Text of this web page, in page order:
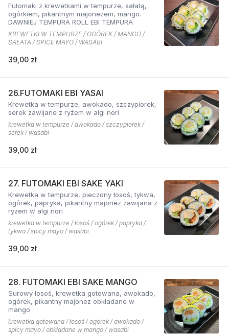
Futomaki z krewetkami w tempurze, sałatą,
ogórkiem, pikantnym majonezem, mango.
DAWNIEJ TEMPURA ROLL EBI TEMPURA
KREWETKI W TEMPURZE / OGÓREK / MANGO /
SAŁATA / SPICE MAYO / WASABI
39,00 zł
26.FUTOMAKI EBI YASAI
Krewetka w tempurze, awokado, szczypiorek,
serek zawijane z ryżem w algi nori
krewetka w tempurze / awokado / szczypiorek /
serek / wasabi
39,00 zł
27. FUTOMAKI EBI SAKE YAKI
Krewetka w tempurze, pieczony łosoś, tykwa,
ogórek, papryka, pikantny majonez zawijana z
ryżem w algi nori
krewetka w tempurze / łosoś / ogórek / papryka /
tykwa / spicy mayo / wasabi
39,00 zł
28. FUTOMAKI EBI SAKE MANGO
Surowy łosoś, krewetka gotowana, awokado,
ogórek, pikantny majonez obkładane w
mango
krewetka gotowana / łosoś / ogórek / awokado /
spicy mayo / obkładane w mango / wasabi